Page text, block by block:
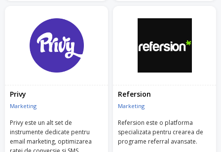
Privy
Marketing
Privy este un alt set de
instrumente dedicate pentru
email marketing, optimizarea
Refersion
Marketing
Refersion este o platforma
specializata pentru crearea de
programe referral avansate.